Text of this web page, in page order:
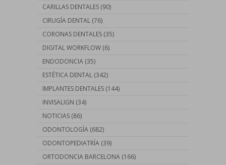
CARILLAS DENTALES (90)
CIRUGÍA DENTAL (76)
CORONAS DENTALES (35)
DIGITAL WORKFLOW (6)
ENDODONCIA (35)
ESTÉTICA DENTAL (342)
IMPLANTES DENTALES (144)
INVISALIGN (34)
NOTICIAS (86)
ODONTOLOGÍA (682)
ODONTOPEDIATRÍA (39)
ORTODONCIA BARCELONA (166)